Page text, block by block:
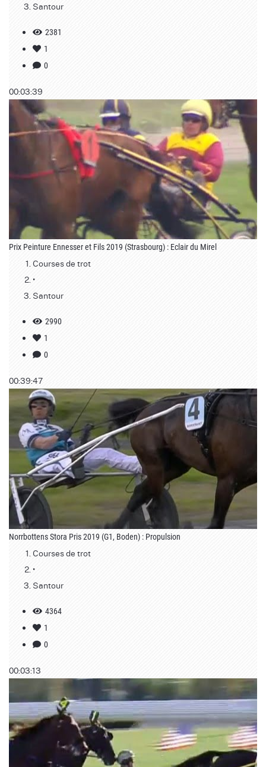
Santour
2381
1
0
00:03:39
Prix Peinture Ennesser et Fils 2019 (Strasbourg) : Eclair du Mirel
Courses de trot
•
Santour
2990
1
0
00:39:47
Norrbottens Stora Pris 2019 (G1, Boden) : Propulsion
Courses de trot
•
Santour
4364
1
0
00:03:13